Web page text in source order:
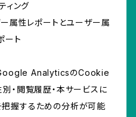
ィング
性レポートとユーザー属
ート
Google AnalyticsのCookie
・閲覧履歴・本サービスに
握するための分析が可能